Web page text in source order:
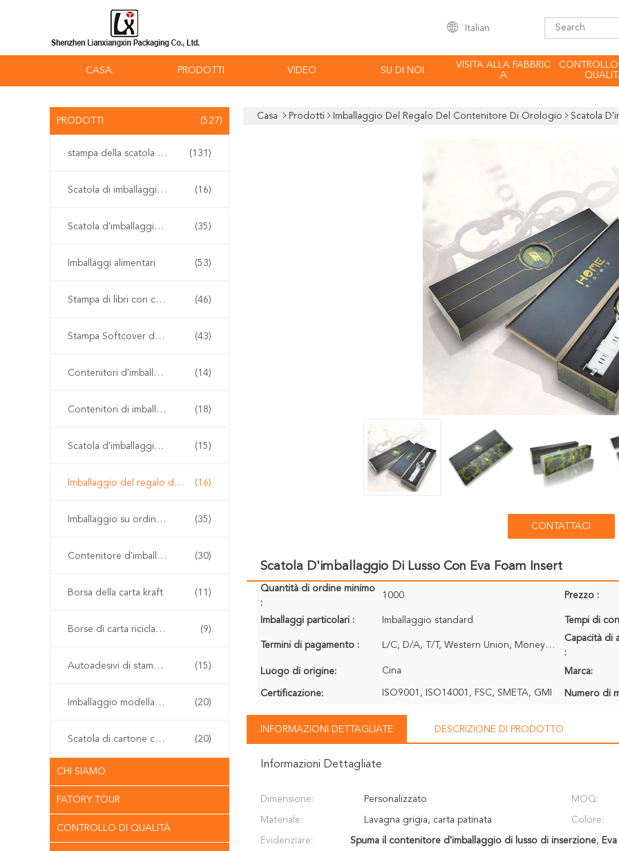
Italian
CASA. PRODOTTI VIDEO SU DI NOI
VISITA ALLA FABBRIC
A
PRODOTTI (527)
stampa della scatola d'imballaggio (131)
Scatola di imballaggio Vape (16)
Scatola d'imballaggio cosmetica (35)
Imballaggi alimentari (53)
Stampa di libri con copertina rigida (46)
Stampa Softcover del libro (43)
Contenitori d'imballaggio di scarpa (14)
Contenitori di imballaggio dell'abbigliamento (18)
Scatola d'imballaggio della parrucca (15)
Imballaggio del regalo del contenitore di orologio (16)
Imballaggio su ordinazione del regalo (35)
Contenitore d'imballaggio di carta kraft (30)
Borsa della carta kraft (11)
Borse di carta riciclabili del regalo (9)
Autoadesivi di stampa offset (15)
Imballaggio modellato della polpa (20)
Scatola di cartone con cerniera (20)
CHI SIAMO
FATORY TOUR
CONTROLLO DI QUALITÀ
Casa Prodotti Imballaggio Del Regalo Del Contenitore Di Orologio Scatola
CONTATTACI
Scatola D'imballaggio Di Lusso Con Eva Foam Insert
Quantità di ordine minimo
:
1000 Prezzo :
Imballaggi particolari : Imballaggio standard Tempi di
Termini di pagamento : L/C, D/A, T/T, Western Union, MoneyGram
Capacità di
:
Luogo di origine: Cina Marca:
Certificazione: ISO9001, ISO14001, FSC, SMETA, GMI Numero di
INFORMAZIONI DETTAGLIATE DESCRIZIONE DI PRODOTTO
Informazioni Dettagliate
Dimensione: Personalizzato MOQ:
Materiale: Lavagna grigia, carta patinata Colore:
Evidenziare: Spuma il contenitore d'imballaggio di lusso di inserzione,